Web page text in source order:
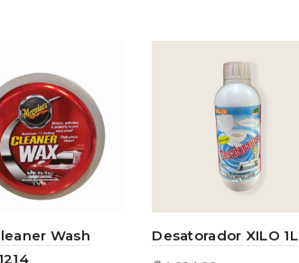
Wash
Desatorador XILO 1L